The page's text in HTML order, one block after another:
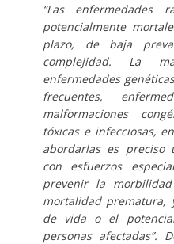
“Las enfermedades
potencialmente
plazo, de baja
complejidad. La
enfermedades
frecuentes,
malformaciones
tóxicas e infecciosas,
abordarlas es preciso
con esfuerzos
prevenir la
mortalidad prematura,
de vida o el
personas afectadas”.